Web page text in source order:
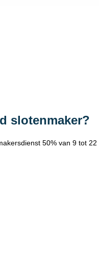
slotenmaker?
50% van 9 tot